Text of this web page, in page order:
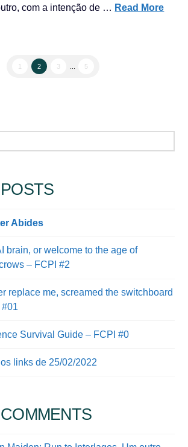
com a intenção de … Read More
1 2 3 5
Abides
brain, or welcome to the age of
– FCPI #2
replace me, screamed the switchboard
Survival Guide – FCPI #0
links de 25/02/2022